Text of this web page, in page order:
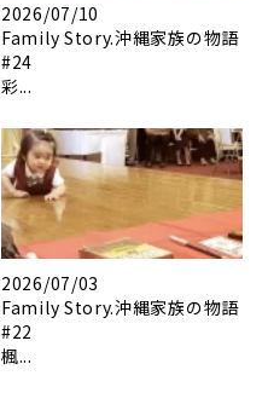
2026/07/10
Family Story.沖縄家族の物語
#24
彩...
2026/07/03
Family Story.沖縄家族の物語
#22
楓...